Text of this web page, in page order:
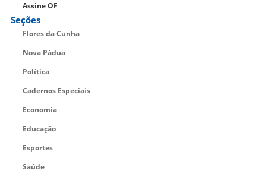
Assine OF
Seções
Flores da Cunha
Nova Pádua
Política
Cadernos Especiais
Economia
Educação
Esportes
Saúde